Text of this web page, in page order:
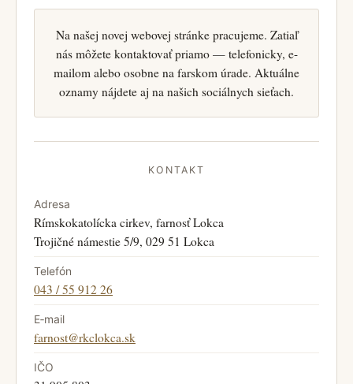
Na našej novej webovej stránke pracujeme. Zatiaľ
nás môžete kontaktovať priamo — telefonicky, e-
mailom alebo osobne na farskom úrade. Aktuálne
oznamy nájdete aj na našich sociálnych sieťach.
KONTAKT
Adresa
Rímskokatolícka cirkev, farnosť Lokca
Trojičné námestie 5/9, 029 51 Lokca
Telefón
043 / 55 912 26
E‑mail
farnost@rkclokca.sk
IČO